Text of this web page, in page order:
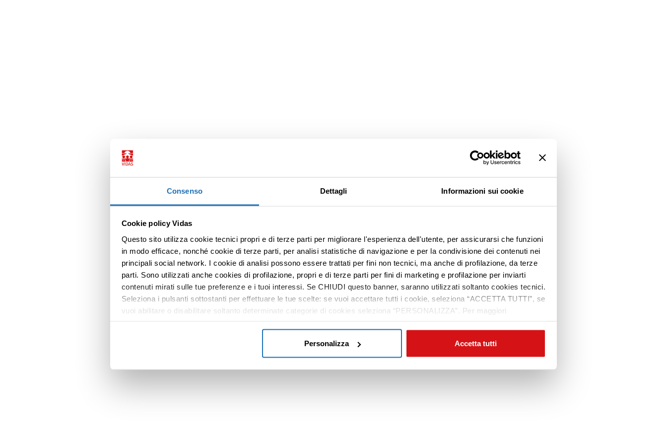
Consenso Dettagli Informazioni sui cookie
Cookie policy Vidas
Questo sito utilizza cookie tecnici propri e di terze parti per migliorare l'esperienza dell'utente, per assicurarsi che funzioni
in modo efficace, nonché cookie di terze parti, per analisi statistiche di navigazione e per la condivisione dei contenuti nei
principali social network. I cookie di analisi possono essere trattati per fini non tecnici, ma anche di profilazione, da terze
parti. Sono utilizzati anche cookies di profilazione, propri e di terze parti per fini di marketing e profilazione per inviarti
contenuti mirati sulle tue preferenze e i tuoi interessi. Se CHIUDI questo banner, saranno utilizzati soltanto cookies tecnici.
Seleziona i pulsanti sottostanti per effettuare le tue scelte: se vuoi accettare tutti i cookie, seleziona “ACCETTA TUTTI”, se
vuoi abilitare o disabilitare soltanto determinate categorie di cookies seleziona “PERSONALIZZA”. Per maggiori
Personalizza Accetta tutti